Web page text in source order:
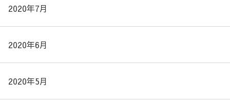
2020年7月
2020年6月
2020年5月